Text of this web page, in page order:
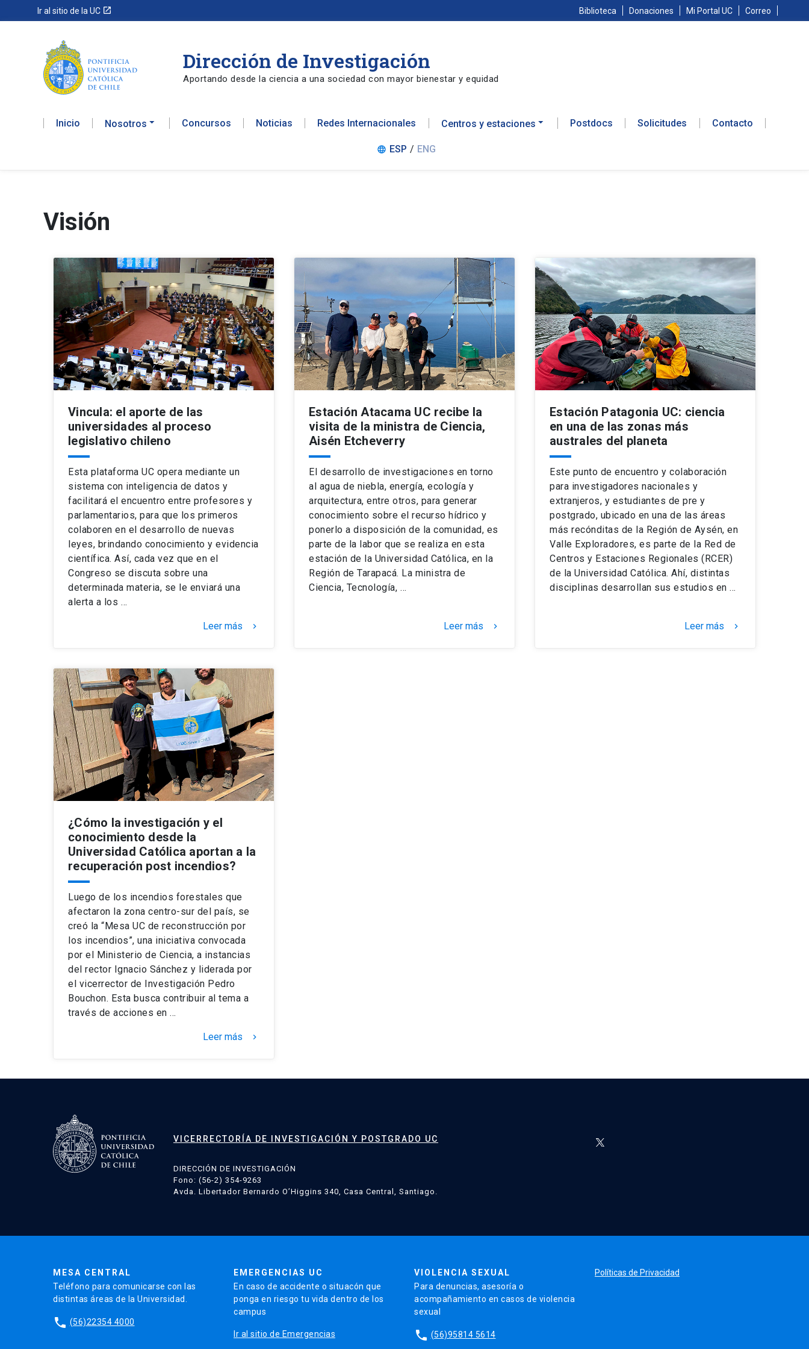
Ir al sitio de la UC launch Biblioteca Donaciones Mi Portal UC Correo
Dirección de Investigación
Aportando desde la ciencia a una sociedad con mayor bienestar y equidad
Inicio Nosotros Concursos Noticias Redes Internacionales Centros y estaciones Postdocs Solicitudes Contacto
language ESP / ENG
Visión
Vincula: el aporte de las
universidades al proceso
legislativo chileno
Esta plataforma UC opera mediante un
sistema con inteligencia de datos y
facilitará el encuentro entre profesores y
parlamentarios, para que los primeros
colaboren en el desarrollo de nuevas
leyes, brindando conocimiento y evidencia
científica. Así, cada vez que en el
Congreso se discuta sobre una
determinada materia, se le enviará una
alerta a los …
Leer más keyboard_arrow_right
Estación Atacama UC recibe la
visita de la ministra de Ciencia,
Aisén Etcheverry
El desarrollo de investigaciones en torno
al agua de niebla, energía, ecología y
arquitectura, entre otros, para generar
conocimiento sobre el recurso hídrico y
ponerlo a disposición de la comunidad, es
parte de la labor que se realiza en esta
estación de la Universidad Católica, en la
Región de Tarapacá. La ministra de
Ciencia, Tecnología, …
Leer más keyboard_arrow_right
Estación Patagonia UC: ciencia
en una de las zonas más
australes del planeta
Este punto de encuentro y colaboración
para investigadores nacionales y
extranjeros, y estudiantes de pre y
postgrado, ubicado en una de las áreas
más recónditas de la Región de Aysén, en
Valle Exploradores, es parte de la Red de
Centros y Estaciones Regionales (RCER)
de la Universidad Católica. Ahí, distintas
disciplinas desarrollan sus estudios en …
Leer más keyboard_arrow_right
¿Cómo la investigación y el
conocimiento desde la
Universidad Católica aportan a la
recuperación post incendios?
Luego de los incendios forestales que
afectaron la zona centro-sur del país, se
creó la “Mesa UC de reconstrucción por
los incendios”, una iniciativa convocada
por el Ministerio de Ciencia, a instancias
del rector Ignacio Sánchez y liderada por
el vicerrector de Investigación Pedro
Bouchon. Esta busca contribuir al tema a
través de acciones en …
Leer más keyboard_arrow_right
VICERRECTORÍA DE INVESTIGACIÓN Y POSTGRADO UC
DIRECCIÓN DE INVESTIGACIÓN
Fono: (56-2) 354-9263
Avda. Libertador Bernardo O’Higgins 340, Casa Central, Santiago.
MESA CENTRAL
Teléfono para comunicarse con las
distintas áreas de la Universidad.
phone (56)22354 4000
EMERGENCIAS UC
En caso de accidente o situacón que
ponga en riesgo tu vida dentro de los
campus
Ir al sitio de Emergencias
VIOLENCIA SEXUAL
Para denuncias, asesoría o
acompañamiento en casos de violencia
sexual
phone (56)95814 5614
Políticas de Privacidad